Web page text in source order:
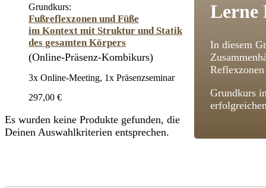
Grundkurs:
Fußreflexzonen und Füße
im Kontext mit Struktur und Statik
des gesamten Körpers
(Online-Präsenz-Kombikurs)
3x Online-Meeting, 1x Präsenzseminar
297,00 €
Es wurden keine Produkte gefunden, die
Deinen Auswahlkriterien entsprechen.
Lerne
In diesem
Grundkurs